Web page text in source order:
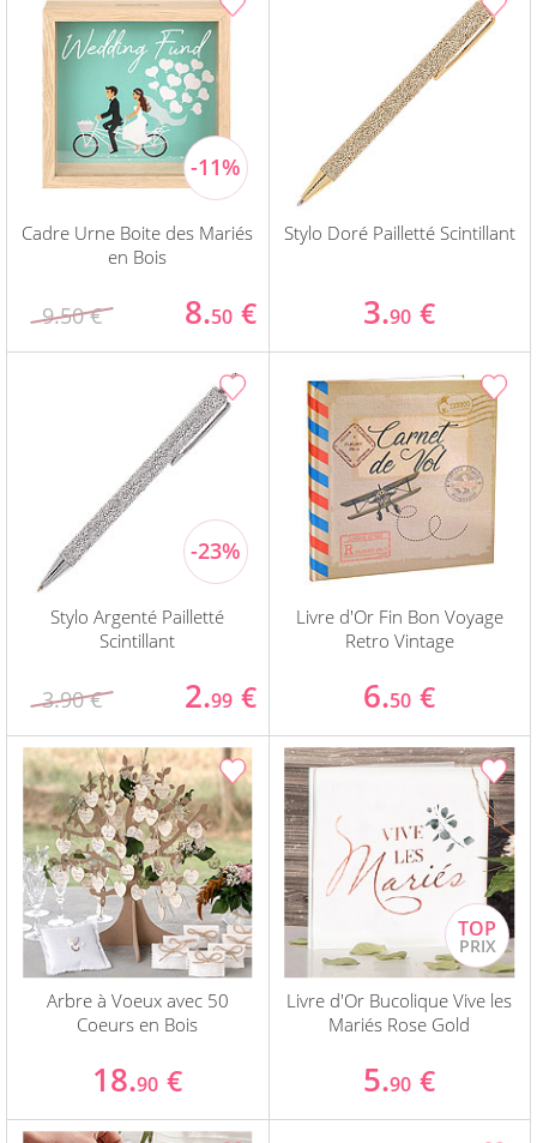
Cadre Urne Boite des Mariés
en Bois
9.50 € 8.50 €
Stylo Doré Pailletté Scintillant
3.90 €
Stylo Argenté Pailletté
Scintillant
3.90 € 2.99 €
Livre d'Or Fin Bon Voyage
Retro Vintage
6.50 €
Arbre à Voeux avec 50
Coeurs en Bois
18.90 €
Livre d'Or Bucolique Vive les
Mariés Rose Gold
5.90 €